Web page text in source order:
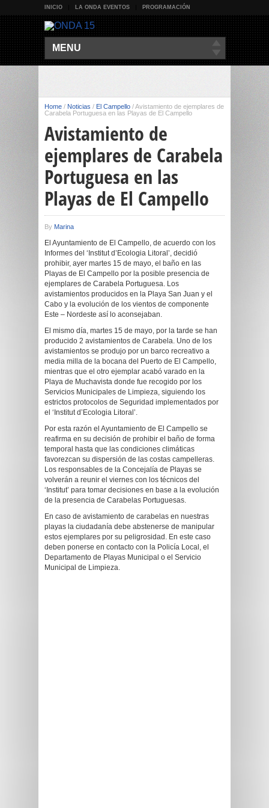
INICIO LA ONDA EVENTOS PROGRAMACIÓN
MENU
Home / Noticias / El Campello /Avistamiento de ejemplares de
Carabela Portuguesa en las Playas de El Campello
Avistamiento de
ejemplares de Carabela
Portuguesa en las
Playas de El Campello
By Marina
El Ayuntamiento de El Campello, de acuerdo con los
Informes del ‘Institut d’Ecologia Litoral’, decidió
prohibir, ayer martes 15 de mayo, el baño en las
Playas de El Campello por la posible presencia de
ejemplares de Carabela Portuguesa. Los
avistamientos producidos en la Playa San Juan y el
Cabo y la evolución de los vientos de componente
Este – Nordeste así lo aconsejaban.
El mismo día, martes 15 de mayo, por la tarde se han
producido 2 avistamientos de Carabela. Uno de los
avistamientos se produjo por un barco recreativo a
media milla de la bocana del Puerto de El Campello,
mientras que el otro ejemplar acabó varado en la
Playa de Muchavista donde fue recogido por los
Servicios Municipales de Limpieza, siguiendo los
estrictos protocolos de Seguridad implementados por
el ‘Institut d’Ecologia Litoral’.
Por esta razón el Ayuntamiento de El Campello se
reafirma en su decisión de prohibir el baño de forma
temporal hasta que las condiciones climáticas
favorezcan su dispersión de las costas campelleras.
Los responsables de la Concejalía de Playas se
volverán a reunir el viernes con los técnicos del
‘Institut’ para tomar decisiones en base a la evolución
de la presencia de Carabelas Portuguesas.
En caso de avistamiento de carabelas en nuestras
playas la ciudadanía debe abstenerse de manipular
estos ejemplares por su peligrosidad. En este caso
deben ponerse en contacto con la Policía Local, el
Departamento de Playas Municipal o el Servicio
Municipal de Limpieza.